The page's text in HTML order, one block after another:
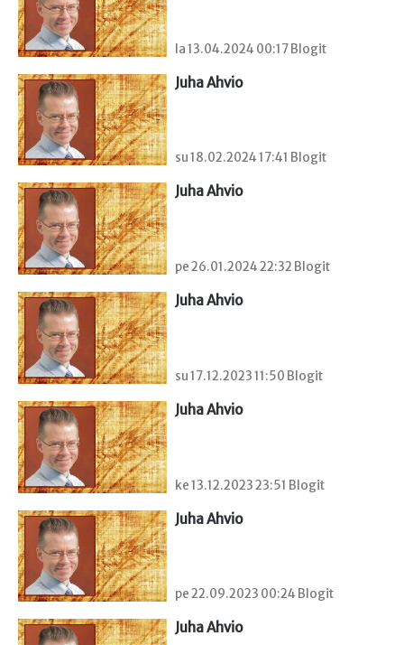
la 13.04.2024 00:17 Blogit
Juha Ahvio
su 18.02.2024 17:41 Blogit
Juha Ahvio
pe 26.01.2024 22:32 Blogit
Juha Ahvio
su 17.12.2023 11:50 Blogit
Juha Ahvio
ke 13.12.2023 23:51 Blogit
Juha Ahvio
pe 22.09.2023 00:24 Blogit
Juha Ahvio